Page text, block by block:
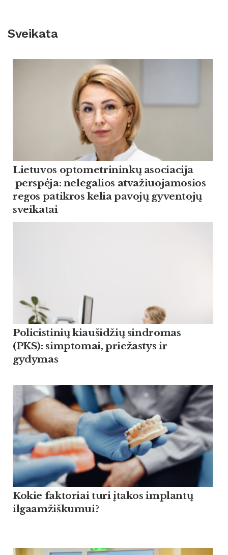
Sveikata
Lietuvos optometrininkų asociacija
perspėja: nelegalios atvažiuojamosios
regos patikros kelia pavojų gyventojų
sveikatai
Policistinių kiaušidžių sindromas
(PKS): simptomai, priežastys ir
gydymas
Kokie faktoriai turi įtakos implantų
ilgaamžiškumui?